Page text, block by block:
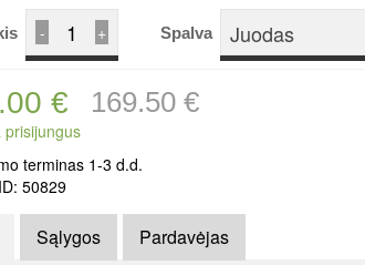
- + Spalva Juodas
€
prisijungus
169.50 €
terminas 1-3 d.d.
50829
Sąlygos Pardavėjas